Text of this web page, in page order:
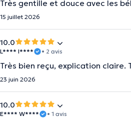
Très gentille et douce avec les
15 juillet 2026
10.0
L**** I**** • 2 avis
Très bien reçu, explication
23 juin 2026
10.0
E**** W**** • 1 avis